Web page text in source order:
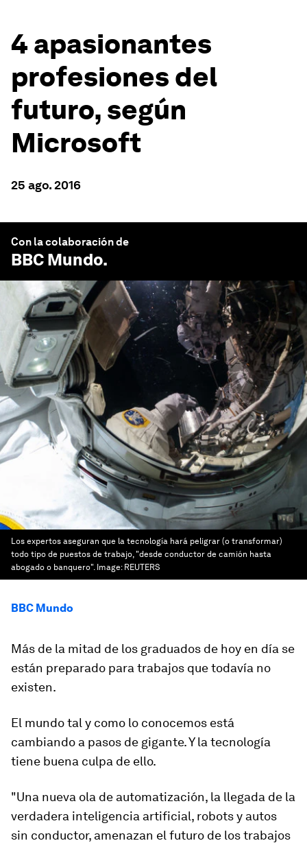
4 apasionantes
profesiones del
futuro, según
Microsoft
25 ago. 2016
Con la colaboración de
BBC Mundo.
Los expertos aseguran que la tecnología hará peligrar (o transformar)
todo tipo de puestos de trabajo, "desde conductor de camión hasta
abogado o banquero". Image: REUTERS
BBC Mundo
Más de la mitad de los graduados de hoy en día se
están preparado para trabajos que todavía no
existen.
El mundo tal y como lo conocemos está
cambiando a pasos de gigante. Y la tecnología
tiene buena culpa de ello.
"Una nueva ola de automatización, la llegada de la
verdadera inteligencia artificial, robots y autos
sin conductor, amenazan el futuro de los trabajos